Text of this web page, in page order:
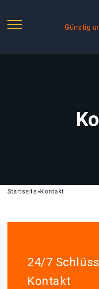
Günstig
Startseite»Kontakt
24/7
Kontakt